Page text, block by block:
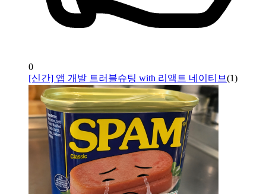
0
[신간] 앱 개발 트러블슈팅 with 리액트 네이티브(1)